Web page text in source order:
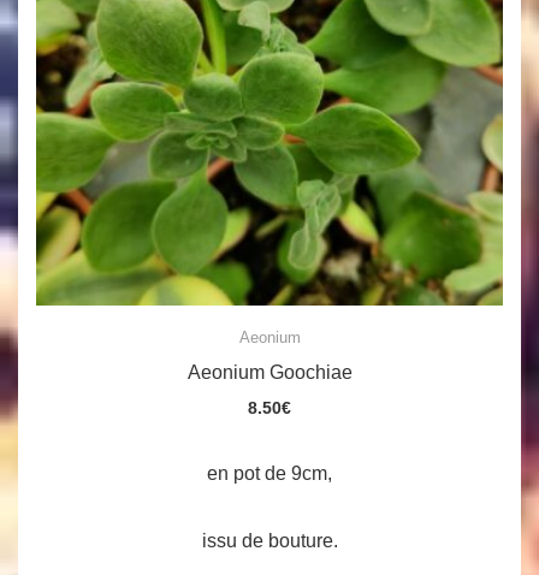
Aeonium
Aeonium Goochiae
8.50€
en pot de 9cm,
issu de bouture.